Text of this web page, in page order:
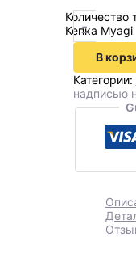
-
Количество
Кепка Myagi
В
Категории:
надписью